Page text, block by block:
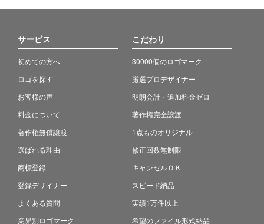
サービス
初めての方へ
ロゴを探す
お客様の声
料金について
著作権無償譲渡
選ばれる理由
商標登録
登録デザイナー
よくある質問
業界別ロゴマーク
こだわり
30000個のロゴマーク
厳選プロデザイナー
明朗会計・追加料金ゼロ
著作権完全譲渡
1点ものオリジナル
修正回数無制限
キャンセルＯＫ
スピード納品
実績1万件以上
希望のファイル形式納品